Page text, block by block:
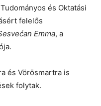
és Oktatási
felelős
Emma, a
és Vörösmartra is
folytak.